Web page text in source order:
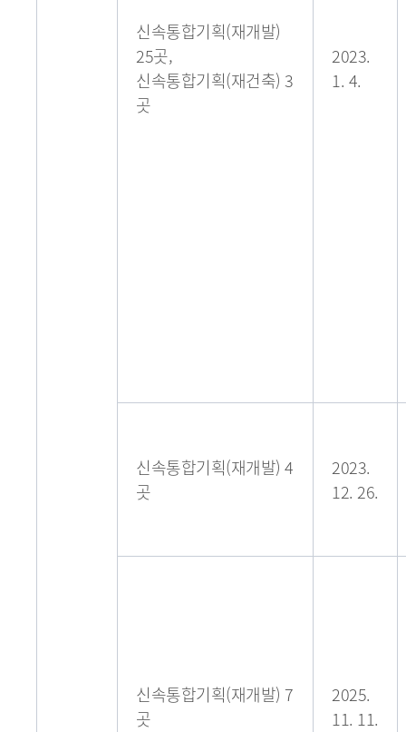
신속통합기획(재개발)
25곳,
신속통합기획(재건축) 3
곳
2023.
1. 4.
신속통합기획(재개발) 4
곳
2023.
12. 26.
신속통합기획(재개발) 7
곳
2025.
11. 11.